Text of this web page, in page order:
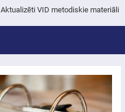
Aktualizēti VID metodiskie materiāli